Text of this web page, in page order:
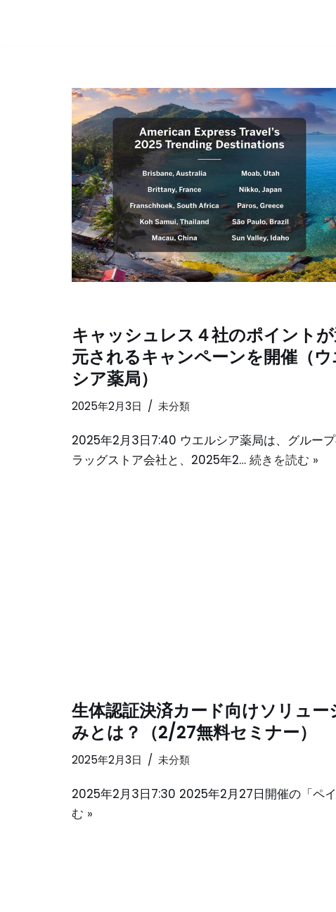
キャッシュレス４社のポイント
元されるキャンペーンを開催（
シア薬局）
2025年2月3日 未分類
2025年2月3日7:40 ウエルシア薬局は、グルー
ラッグストア会社と、2025年2… 続きを読む »
生体認証決済カード向けソリュ
みとは？（2/27無料セミナー）
2025年2月3日 未分類
2025年2月3日7:30 2025年2月27日開催の「ペ
む »